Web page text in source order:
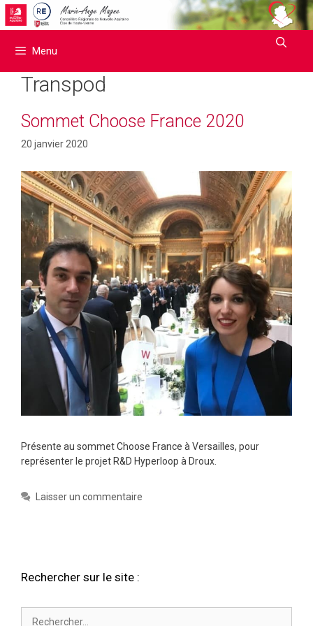
Aller
au
Menu
Transpod
Sommet Choose France 2020
20 janvier 2020
Présente au sommet Choose France à Versailles, pour
représenter le projet R&D Hyperloop à Droux.
Laisser un commentaire
Rechercher sur le site :